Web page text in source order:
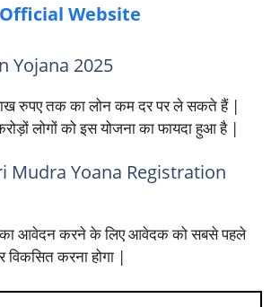
Official Website
Yojana 2025
रुपए तक का लोन कम दर पर ले सकते हैं |
लोगों को इस योजना का फायदा हुआ है |
Mudra Yoana Registration
का आवेदन करने के लिए आवेदक को सबसे पहले
करना होगा |